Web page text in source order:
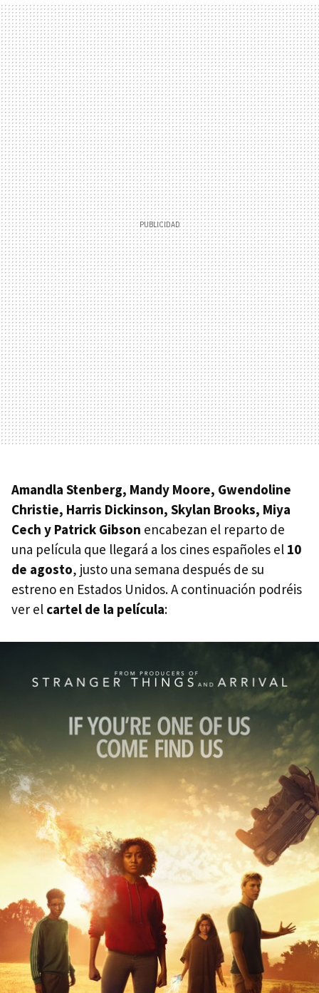
Amandla Stenberg, Mandy Moore, Gwendoline
Christie, Harris Dickinson, Skylan Brooks, Miya
Cech y Patrick Gibson encabezan el reparto de
una película que llegará a los cines españoles el 10
de agosto, justo una semana después de su
estreno en Estados Unidos. A continuación podréis
ver el cartel de la película: